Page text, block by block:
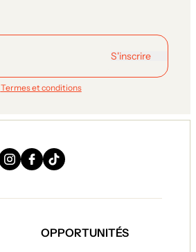
S'inscrire
Termes et conditions
Instagram
Facebook
TikTok
OPPORTUNITÉS